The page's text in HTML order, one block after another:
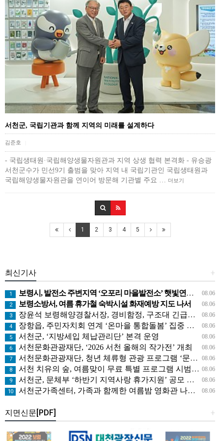
서천군, 국립기관과 함께 지역의 미래를 설계하다
김준호
- 국립생태원·국립해양생물자원관과 지역 상생 협력 본격화 - 유승광
서천군수가 민선9기 출범을 맞아 지역 내 국립기관인 국립생태원과
국립해양생물자원관을 연이어 방문해 기관별 주요 …
더보기
1 2 3 4 5
+
최신기사
08.06
1 보령시, 발전소 주변지역 ‘오포리 마을발전소’ 햇빛연금 시범모델 선보인다!
08.06
2 보령소방서, 여름 휴가철 숙박시설 화재예방 지도 나서
08.06
3 장윤석 보령해양경찰서장, 경비함정, 구조대 긴급대응태세 지휘관 현장점검
08.06
4 장항읍, 주민자치회 연계 ‘온마을 통합돌봄’ 집중 홍보
08.06
5 서천군, ‘지방세입 체납관리단’ 본격 운영
08.06
6 서천문화관광재단, ‘2026 서천 올해의 작가전’ 개최
08.06
7 서천문화관광재단, 청년 체류형 관광 프로그램 ‘문득, 서천’ 운영
08.06
8 서천 치유의 숲, 여름맞이 무료 특별 프로그램 시범 운영
08.06
9 서천군, 문체부 ‘하반기 지역사랑 휴가지원’ 공모 선정
08.06
10 서천군가족센터, 가족과 함께한 여름밤 영화관 나들이
+
지면신문[PDF]